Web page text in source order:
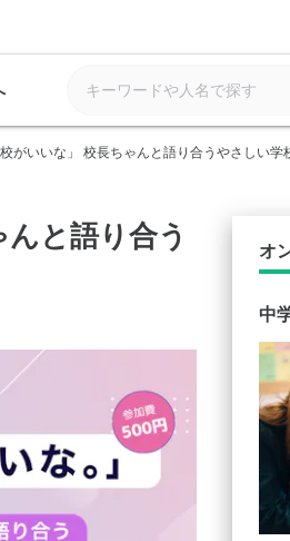
校がいいな」 校長ちゃんと語り合うやさしい学
んと語り合う
オ
中